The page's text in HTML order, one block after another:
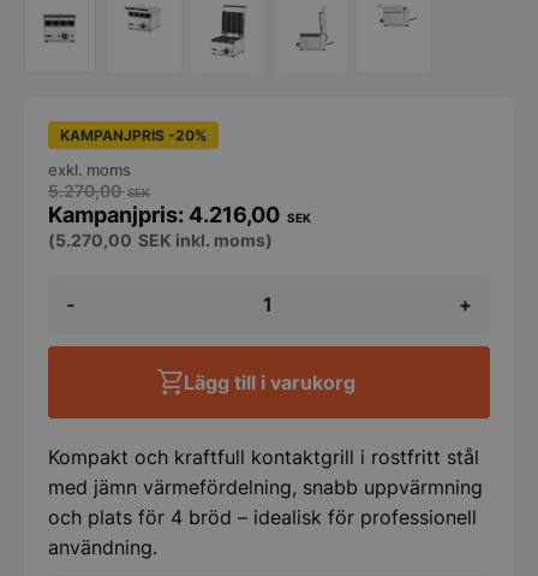
-
för
och
220–
385x285x(H)254
mm
mängd
+
KAMPANJPRIS -20%
5.270,00SEK
4.216,00 SEK
exkl. moms
(5.270,00 SEK inkl. moms)
Lägg till i varukorg
Kompakt och kraftfull kontaktgrill i rostfritt stål
med jämn värmefördelning, snabb uppvärmning
och plats för 4 bröd – idealisk för professionell
användning.